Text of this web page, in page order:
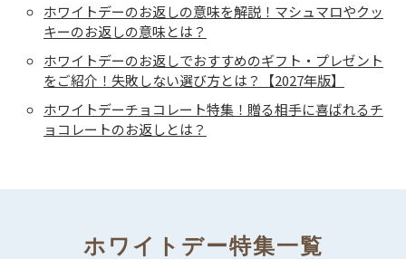
ホワイトデーのお返しの意味を解説！マシュマロやクッ
キーのお返しの意味とは？
ホワイトデーのお返しでおすすめのギフト・プレゼント
をご紹介！失敗しない選び方とは？【2027年版】
ホワイトデーチョコレート特集！贈る相手に喜ばれるチ
ョコレートのお返しとは？
ホワイトデー特集一覧